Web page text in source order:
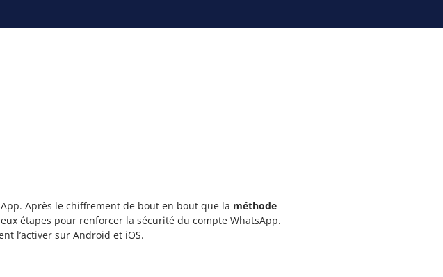
Après le chiffrement de bout en bout que la méthode
étapes pour renforcer la sécurité du compte WhatsApp.
l’activer sur Android et iOS.